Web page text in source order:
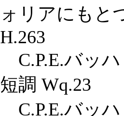
ォリアにもと
H.263
C.P.E.バッ
短調 Wq.23
C.P.E.バッ